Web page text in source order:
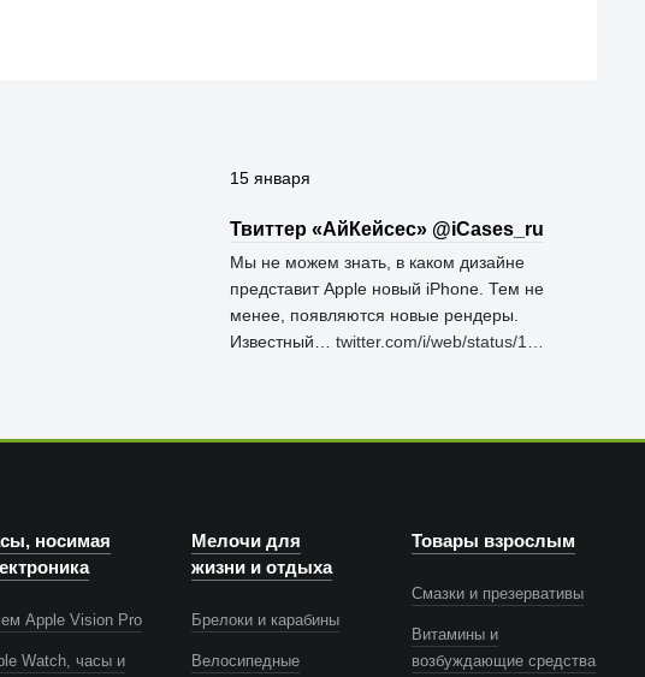
15 января
Твиттер «АйКейсес» ‏@iCases_ru
Мы не можем знать, в каком дизайне
представит Apple новый iPhone. Тем не
менее, появляются новые рендеры.
Известный… twitter.com/i/web/status/1…
носимая
Apple Vision Pro
Watch, часы и
Мелочи для
жизни и отдыха
Брелоки и карабины
Велосипедные
Товары взрослым
Смазки и презервативы
Витамины и
возбуждающие средства